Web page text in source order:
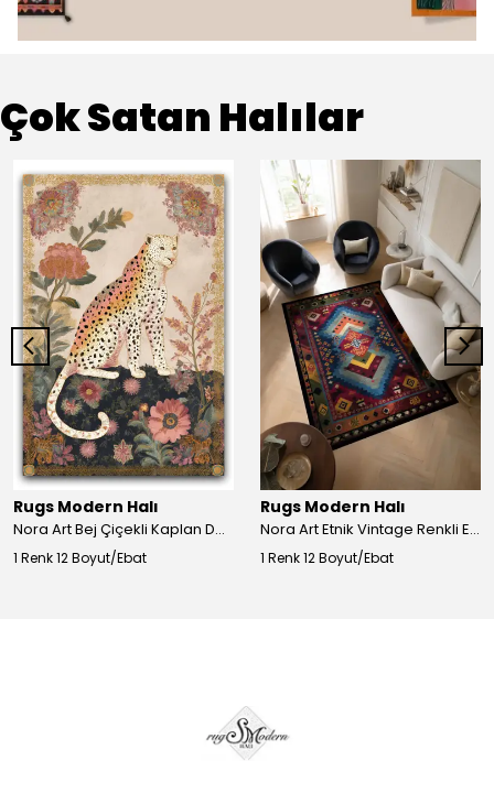
Çok Satan Halılar
Rugs Modern Halı
Nora Art Bej Çiçekli Kaplan Desenli Dokuma Taban Dekoratif Salon Halısı 61
1 Renk 12 Boyut/Ebat
Rugs Modern Halı
Nora Art Etnik Vintage Renkli Eskitme Dokuma Taban Dekoratif Salon Halısı 63
1 Renk 12 Boyut/Ebat